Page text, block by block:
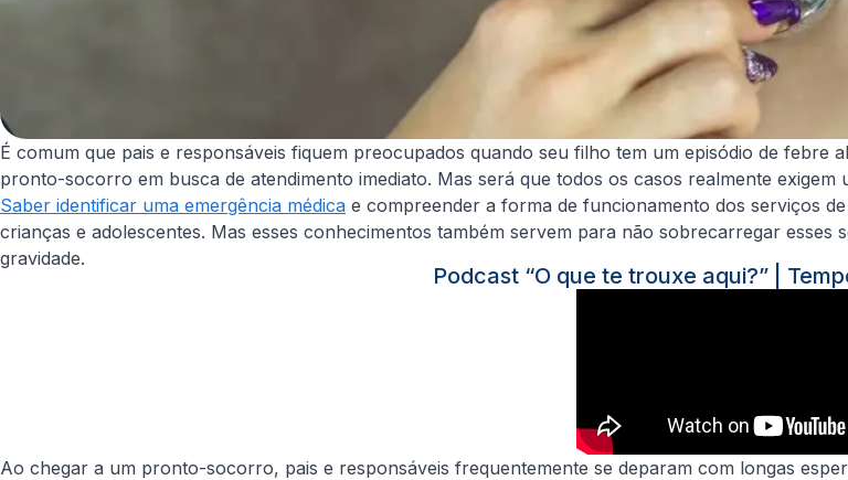
É comum que pais e responsáveis fiquem preocupados quando seu filho tem um episódio de
pronto-socorro em busca de atendimento imediato. Mas será que todos os casos realmente exigem
Saber identificar uma emergência médica e compreender a forma de funcionamento dos serviços
crianças e adolescentes. Mas esses conhecimentos também servem para não sobrecarregar
gravidade.
Podcast “O que te trouxe aqui?” |
Ao chegar a um pronto-socorro, pais e responsáveis frequentemente se deparam com longas